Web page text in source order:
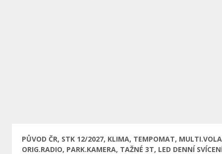
PŮVOD ČR, STK 12/2027, KLIMA, TEMPOMAT,
ORIG.RADIO, PARK.KAMERA, TAŽNÉ 3T, LED DENNÍ